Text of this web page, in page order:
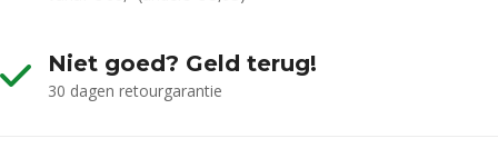
Niet goed? Geld terug!
30 dagen retourgarantie